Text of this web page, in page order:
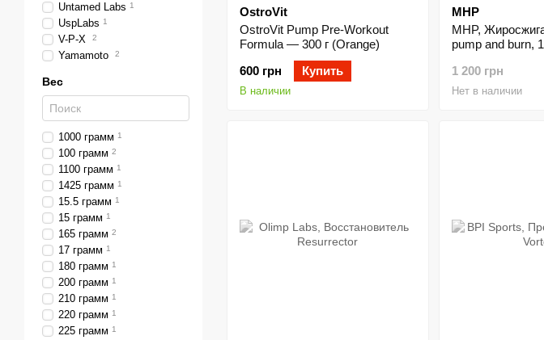
OstroVit
OstroVit Pump Pre-Workout
Formula — 300 г (Orange)
600 грн
Купить
В наличии
MHP
MHP, Жиросжигатель Anadrox
pump and
1 200 грн
Нет в наличии
Untamed Labs 1
UspLabs 1
V-P-X 2
Yamamoto 2
Вес
1000 грамм 1
100 грамм 2
1100 грамм 1
1425 грамм 1
15.5 грамм 1
15 грамм 1
165 грамм 2
17 грамм 1
180 грамм 1
200 грамм 1
210 грамм 1
220 грамм 1
225 грамм 1